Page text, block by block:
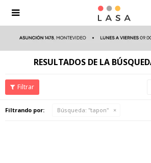

RESULTADOS DE LA
Filtrando por: Búsqueda: "tapon"